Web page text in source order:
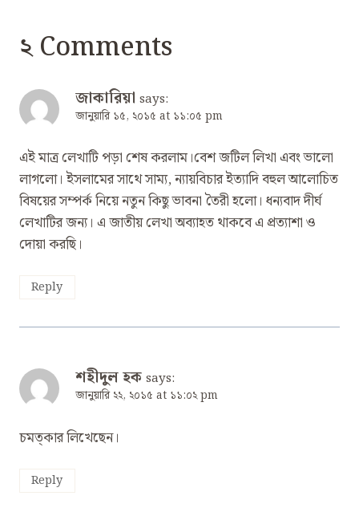
২ Comments
জাকারিয়া says:
জানুয়ারি ১৫, ২০১৫ at ১১:০৫ pm
এই মাত্র লেখাটি পড়া শেষ করলাম।বেশ জটিল লিখা এবং ভালো
লাগলো। ইসলামের সাথে সাম্য, ন্যায়বিচার ইত্যাদি বহুল আলোচিত
বিষয়ের সম্পর্ক নিয়ে নতুন কিছু ভাবনা তৈরী হলো। ধন্যবাদ দীর্ঘ
লেখাটির জন্য। এ জাতীয় লেখা অব্যাহত থাকবে এ প্রত্যাশা ও
দোয়া করছি।
Reply
শহীদুল হক says:
জানুয়ারি ২২, ২০১৫ at ১১:০২ pm
চমত্কার লিখেছেন।
Reply